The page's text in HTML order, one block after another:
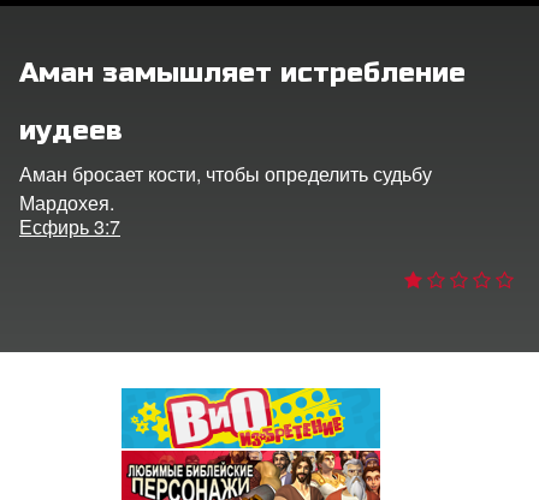
Аман замышляет истребление
иудеев
Аман бросает кости, чтобы определить судьбу
Мардохея.
Есфирь 3:7